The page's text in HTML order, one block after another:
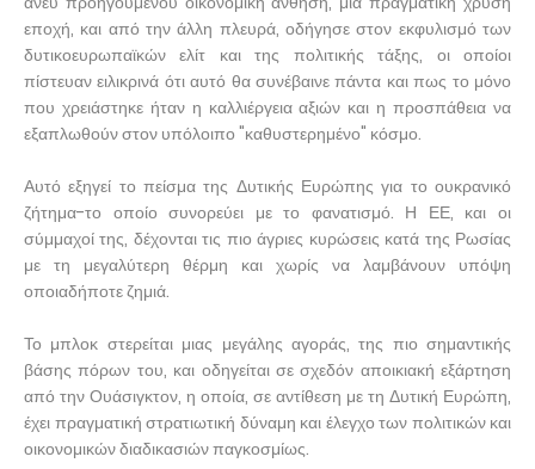
εποχή, και από την άλλη πλευρά, οδήγησε στον εκφυλισμό των
δυτικοευρωπαϊκών ελίτ και της πολιτικής τάξης, οι οποίοι
πίστευαν ειλικρινά ότι αυτό θα συνέβαινε πάντα και πως το μόνο
που χρειάστηκε ήταν η καλλιέργεια αξιών και η προσπάθεια να
εξαπλωθούν στον υπόλοιπο "καθυστερημένο" κόσμο.
Αυτό εξηγεί το πείσμα της Δυτικής Ευρώπης για το ουκρανικό
ζήτημα-το οποίο συνορεύει με το φανατισμό. Η ΕΕ, και οι
σύμμαχοί της, δέχονται τις πιο άγριες κυρώσεις κατά της Ρωσίας
με τη μεγαλύτερη θέρμη και χωρίς να λαμβάνουν υπόψη
οποιαδήποτε ζημιά.
Το μπλοκ στερείται μιας μεγάλης αγοράς, της πιο σημαντικής
βάσης πόρων του, και οδηγείται σε σχεδόν αποικιακή εξάρτηση
από την Ουάσιγκτον, η οποία, σε αντίθεση με τη Δυτική Ευρώπη,
έχει πραγματική στρατιωτική δύναμη και έλεγχο των πολιτικών και
οικονομικών διαδικασιών παγκοσμίως.